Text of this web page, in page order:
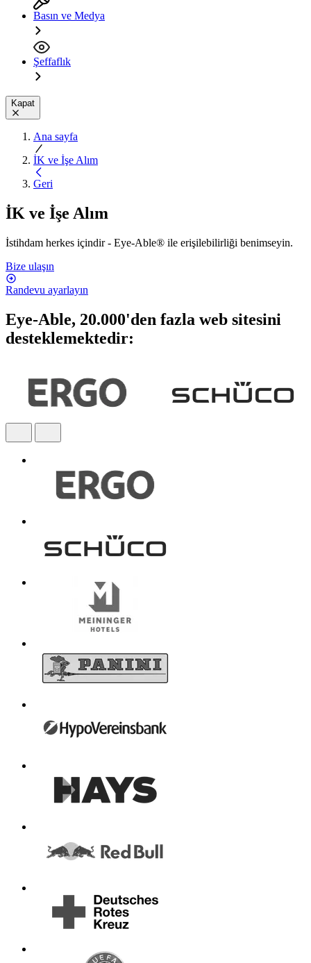
Basın ve Medya
Şeffaflık
Kapat
Ana sayfa
İK ve İşe Alım
Geri
İK ve İşe Alım
İstihdam herkes içindir - Eye-Able® ile erişilebilirliği benimseyin.
Bize ulaşın
Randevu ayarlayın
Eye-Able, 20.000'den fazla web sitesini
desteklemektedir: